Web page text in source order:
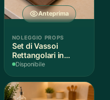
Anteprima
NOLEGGIO PROPS
Set di Vassoi
Rettangolari in
Finitura Legno
Disponibile